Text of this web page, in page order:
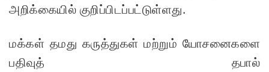
னை
அறிக்கையில் குறிப்பிடப்பட்டுள்ளது.
மக்கள் தமது கருத்துகள் மற்றும் யோசனைகளை
பதிவுத் தபால்